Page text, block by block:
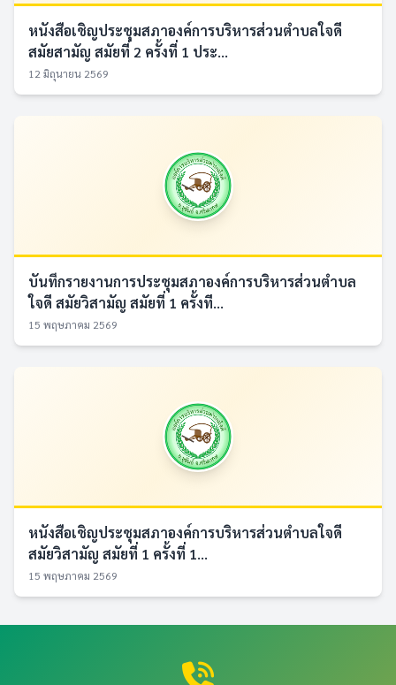
หนังสือเชิญประชุมสภาองค์การบริหารส่วนตำบลใจดี
สมัยสามัญ สมัยที่ 2 ครั้งที่ 1 ประ...
12 มิถุนายน 2569
บันทึกรายงานการประชุมสภาองค์การบริหารส่วนตำบล
ใจดี สมัยวิสามัญ สมัยที่ 1 ครั้งที...
15 พฤษภาคม 2569
หนังสือเชิญประชุมสภาองค์การบริหารส่วนตำบลใจดี
สมัยวิสามัญ สมัยที่ 1 ครั้งที่ 1...
15 พฤษภาคม 2569